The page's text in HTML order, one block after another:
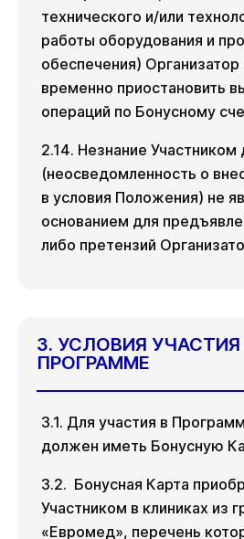
технического и/или
работы оборудования и
обеспечения)
временно приостановить
операций по Бонусному
2.14. Незнание Участником
(неосведомленность о
в условия Положения) не
основанием для
либо претензий
3. УСЛОВИЯ УЧАСТИЯ
ПРОГРАММЕ
3.1. Для участия в
должен иметь Бонусную
3.2. Бонусная Карта
Участником в клиниках из
«Евромед», перечень